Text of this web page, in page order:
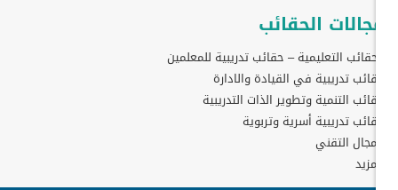
الحقائب
التعليمية – حقائب تدريبية للمعلمين
تدريبية في القيادة والادارة
التنمية وتطوير الذات التدريبية
تدريبية أسرية وتربوية
التقني